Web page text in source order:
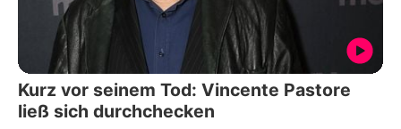
Kurz vor seinem Tod: Vincente Pastore
ließ sich durchchecken